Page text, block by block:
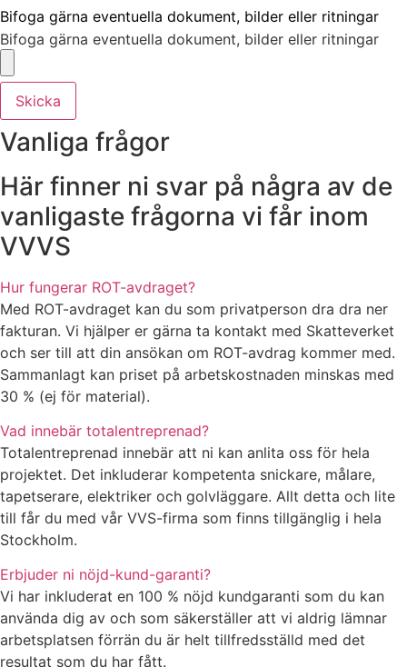
Bifoga gärna eventuella dokument, bilder eller ritningar
Bifoga gärna eventuella dokument, bilder eller ritningar
Skicka
Vanliga frågor
Här finner ni svar på några av de
vanligaste frågorna vi får inom
VVVS
Hur fungerar ROT-avdraget?
Med ROT-avdraget kan du som privatperson dra dra ner
fakturan. Vi hjälper er gärna ta kontakt med Skatteverket
och ser till att din ansökan om ROT-avdrag kommer med.
Sammanlagt kan priset på arbetskostnaden minskas med
30 % (ej för material).
Vad innebär totalentreprenad?
Totalentreprenad innebär att ni kan anlita oss för hela
projektet. Det inkluderar kompetenta snickare, målare,
tapetserare, elektriker och golvläggare. Allt detta och lite
till får du med vår VVS-firma som finns tillgänglig i hela
Stockholm.
Erbjuder ni nöjd-kund-garanti?
Vi har inkluderat en 100 % nöjd kundgaranti som du kan
använda dig av och som säkerställer att vi aldrig lämnar
arbetsplatsen förrän du är helt tillfredsställd med det
resultat som du har fått.